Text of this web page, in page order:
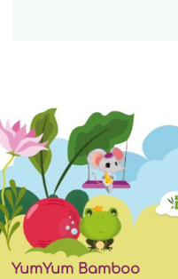
YumYum Bamboo